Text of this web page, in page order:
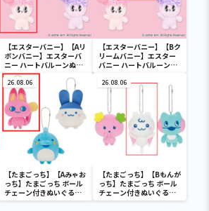
【エスターバニー】【Aリ
ボンバニー】エスターバ
ニー ハートバルーンぬい
ぐるみ
【エスターバニー】【Bク
リームバニー】エスター
バニー ハートバルーンぬ
26.08.06
【たまごっち】【Aみゃお
っち】たまごっち ボール
チェーン付きぬいぐるみ
～Tamagotchi
26.08.06
【たまごっち】【Bもんが
っち】たまごっち ボール
チェーン付きぬいぐるみ
～Tamagotchi